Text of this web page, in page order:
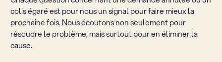
colis égaré est pour nous un signal pour faire mieux la
prochaine fois. Nous écoutons non seulement pour
résoudre le problème, mais surtout pour en éliminer la
cause.